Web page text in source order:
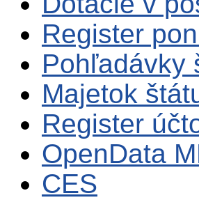
Register
Pohľadávky
Majetok
Register
OpenData
CES